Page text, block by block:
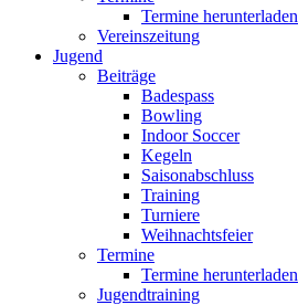
Termine herunterladen
Vereinszeitung
Jugend
Beiträge
Badespass
Bowling
Indoor Soccer
Kegeln
Saisonabschluss
Training
Turniere
Weihnachtsfeier
Termine
Termine herunterladen
Jugendtraining